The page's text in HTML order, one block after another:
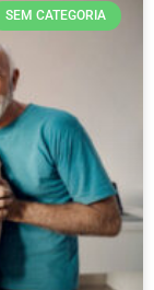
SEM CATEGORIA